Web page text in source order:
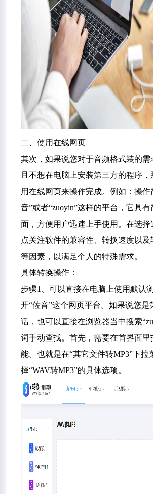
二、使用在线网页
其次，如果说您对于音频格式装的需
且不想在电脑上安装第三方的程序
用在线网页来操作完成。例如：操作
音”或者“zuoyin”这样的平台，它具
面，方便用户迅速上手使用。在选择
点关注软件的兼容性、转换速度以
等因素，以满足个人的特殊需求。
具体转换操作：
步骤1、可以直接在电脑上使用默认
开“佐音”这个网页平台。如果说您是
话，也可以直接在浏览器当中搜索
词手动查找。首先，需要在首界面里
能。也就是在“其它文件转MP3”下拉
择“WAV转MP3”的具体选项。